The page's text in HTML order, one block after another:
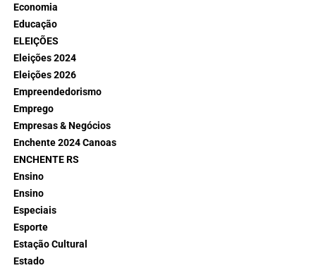
Economia
Educação
ELEIÇÕES
Eleições 2024
Eleições 2026
Empreendedorismo
Emprego
Empresas & Negócios
Enchente 2024 Canoas
ENCHENTE RS
Ensino
Ensino
Especiais
Esporte
Estação Cultural
Estado